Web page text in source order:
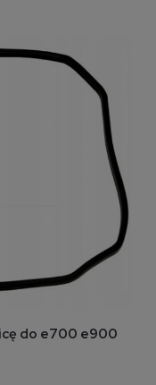
do e700 e900